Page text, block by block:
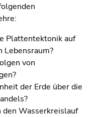
Plattentektonik auf
Lebensraum?
von
der Erde über die
Wasserkreislauf